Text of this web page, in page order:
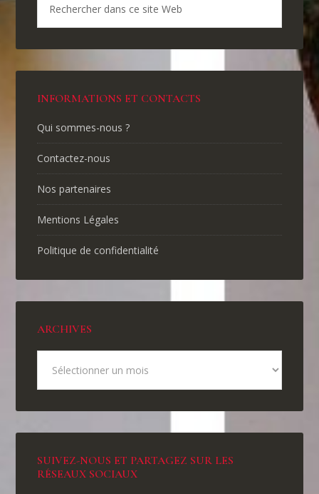
INFORMATIONS ET CONTACTS
Qui sommes-nous ?
Contactez-nous
Nos partenaires
Mentions Légales
Politique de confidentialité
ARCHIVES
SUIVEZ-NOUS ET PARTAGEZ SUR LES
RÉSEAUX SOCIAUX